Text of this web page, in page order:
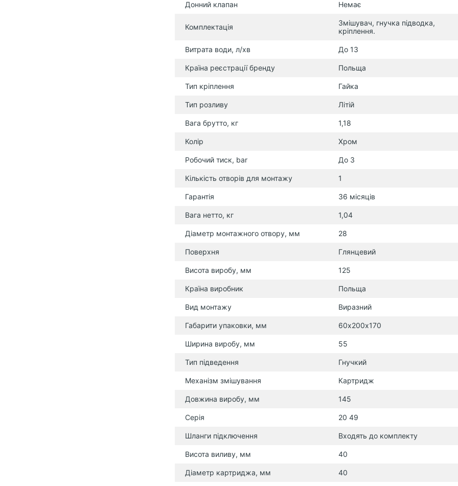
Донний клапан Немає
Комплектація
Змішувач, гнучка підводка,
кріплення.
Витрата води, л/хв До 13
Країна реєстрації бренду Польща
Тип кріплення Гайка
Тип розливу Літій
Вага брутто, кг 1,18
Колір Хром
Робочий тиск, bar До 3
Кількість отворів для монтажу 1
Гарантія 36 місяців
Вага нетто, кг 1,04
Діаметр монтажного отвору, мм 28
Поверхня Глянцевий
Висота виробу, мм 125
Країна виробник Польща
Вид монтажу Виразний
Габарити упаковки, мм 60х200х170
Ширина виробу, мм 55
Тип підведення Гнучкий
Механізм змішування Картридж
Довжина виробу, мм 145
Серія 20 49
Шланги підключення Входять до комплекту
Висота виливу, мм 40
Діаметр картриджа, мм 40